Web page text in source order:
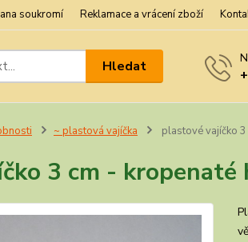
soukromí Reklamace a vrácení zboží
Hledat
~ plastová vajíčka plastové vajíčko
3 cm - kropenaté